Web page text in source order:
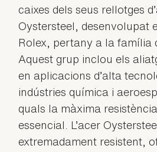
caixes dels seus rellotges
Oystersteel, desenvolupat
Rolex, pertany a la família
Aquest grup inclou els
en aplicacions d’alta
indústries química i
quals la màxima
essencial. L’acer
extremadament resistent,